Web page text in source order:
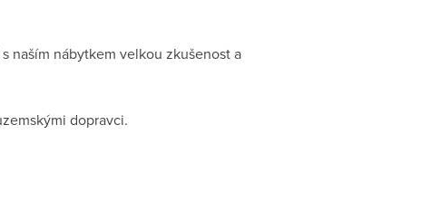
naším nábytkem velkou zkušenost a
dopravci.